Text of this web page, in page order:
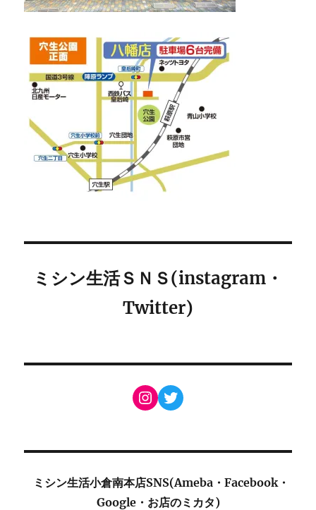
ミシン生活ＳＮＳ(instagram・
Twitter)
Instagram
Twitter
ミシン生活小倉南本店SNS(Ameba・Facebook・
Google・お店のミカタ)